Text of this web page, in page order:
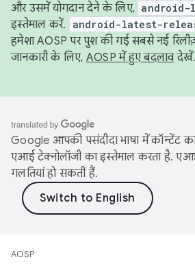
और उसमें योगदान देने के लिए, android-
इस्तेमाल करें.
android-latest-
हमेशा AOSP पर पुश की गई सबसे नई
जानकारी के लिए, AOSP में हुए बदलावदेखें.
Google आपकी पसंदीदा भाषा में कॉन्टेंट
एआई टेक्नोलॉजी का इस्तेमाल करता है.
गलतियां हो सकती हैं.
AOSP